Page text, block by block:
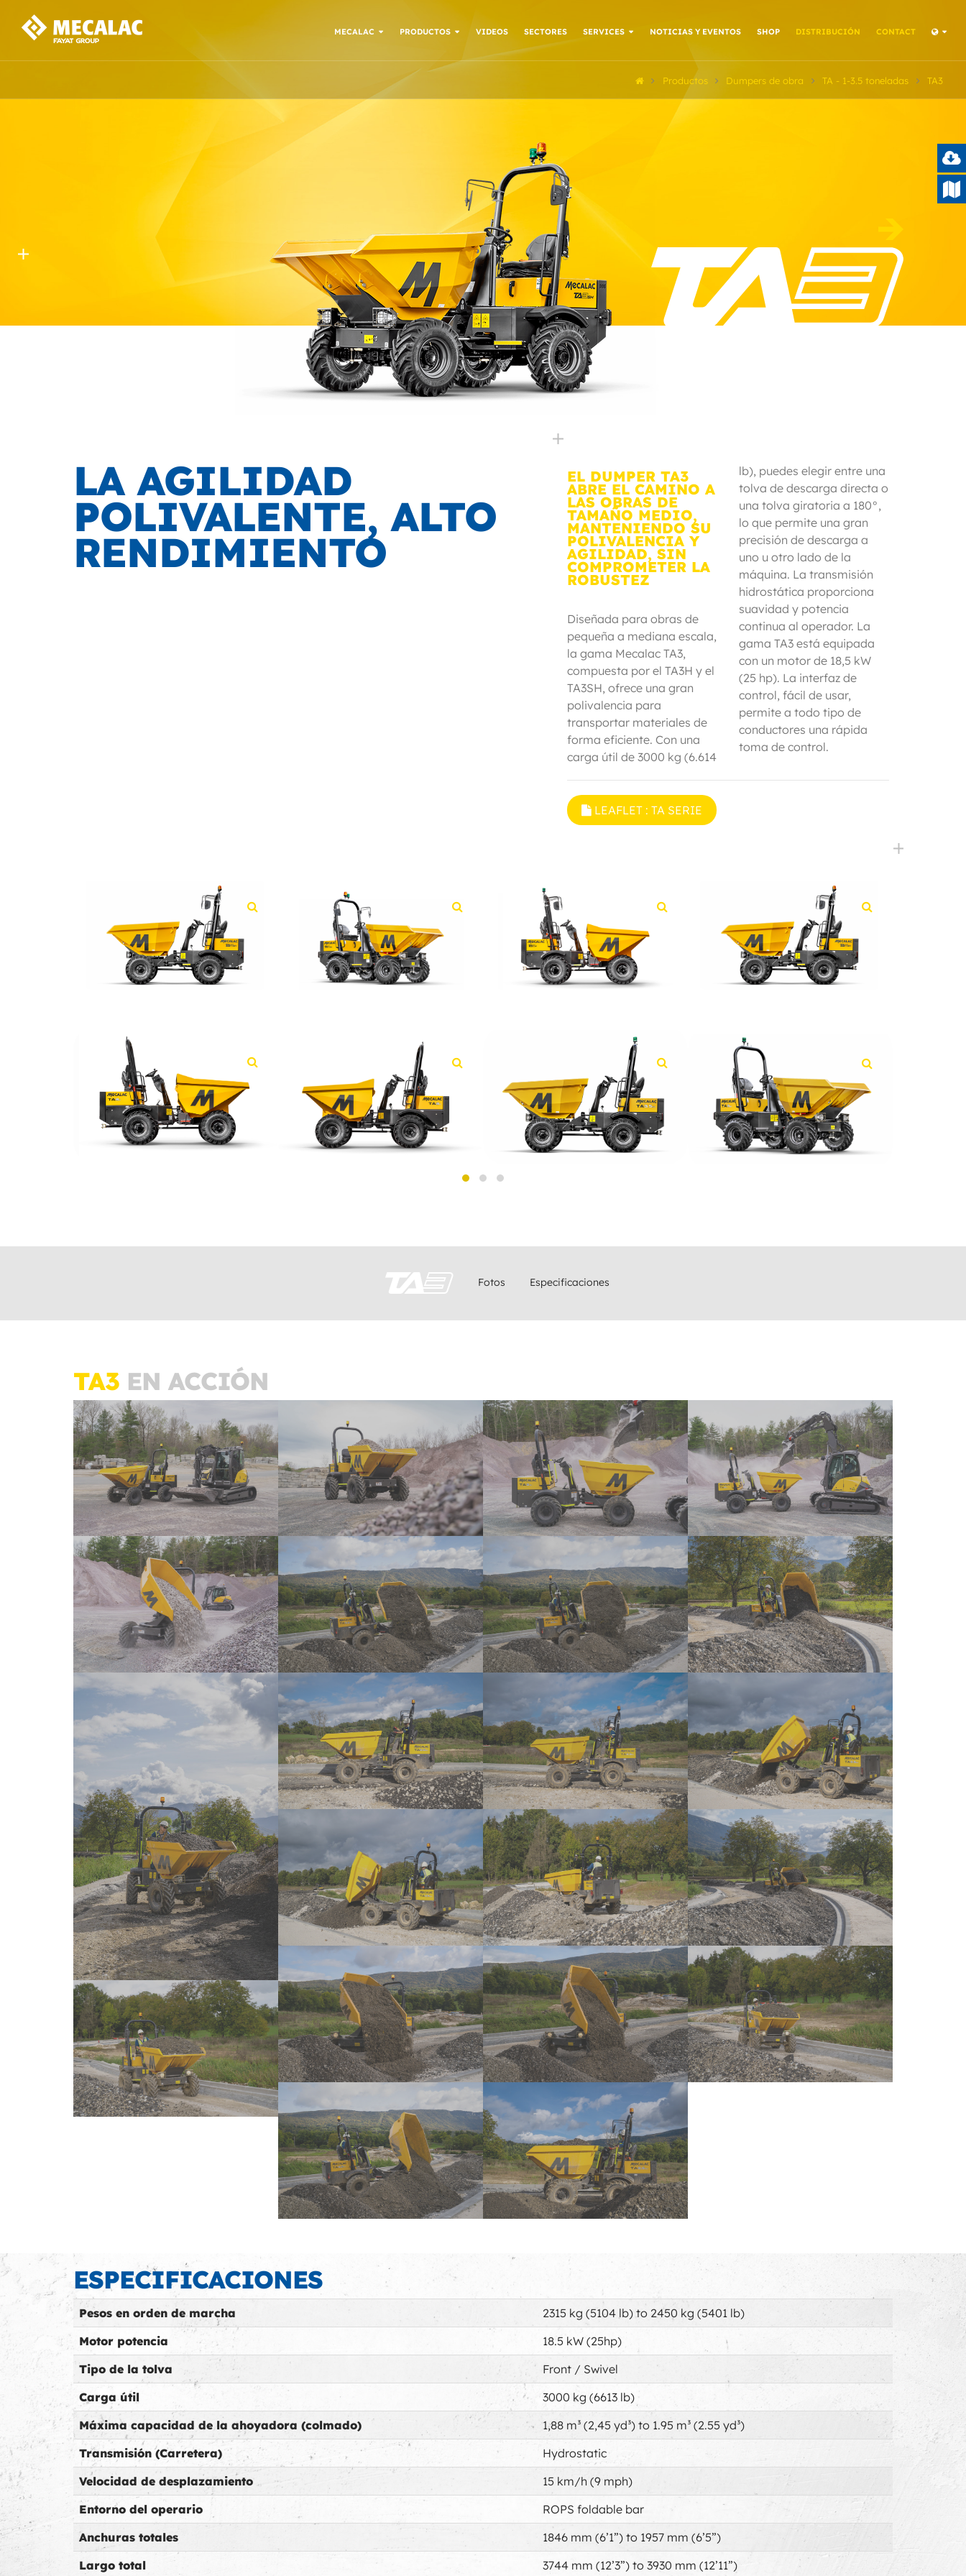
MECALAC PRODUCTOS VIDEOS SECTORES SERVICES NOTICIAS Y EVENTOS SHOP DISTRIBUCIÓN CONTACT
Productos Dumpers de obra TA - 1-3.5 toneladas TA3
LA AGILIDAD
POLIVALENTE, ALTO
RENDIMIENTO
EL DUMPER TA3
ABRE EL CAMINO A
LAS OBRAS DE
TAMAÑO MEDIO,
MANTENIENDO SU
POLIVALENCIA Y
AGILIDAD, SIN
COMPROMETER LA
ROBUSTEZ
Diseñada para obras de
pequeña a mediana escala,
la gama Mecalac TA3,
compuesta por el TA3H y el
TA3SH, ofrece una gran
polivalencia para
transportar materiales de
forma eficiente. Con una
carga útil de 3000 kg (6.614
lb), puedes elegir entre una
tolva de descarga directa o
una tolva giratoria a 180°,
lo que permite una gran
precisión de descarga a
uno u otro lado de la
máquina. La transmisión
hidrostática proporciona
suavidad y potencia
continua al operador. La
gama TA3 está equipada
con un motor de 18,5 kW
(25 hp). La interfaz de
control, fácil de usar,
permite a todo tipo de
conductores una rápida
toma de control.
LEAFLET : TA SERIE
Fotos Especificaciones
TA3 EN ACCIÓN
ESPECIFICACIONES
Pesos en orden de marcha
2315 kg (5104 lb) to 2450 kg (5401 lb)
Motor potencia
18.5 kW (25hp)
Tipo de la tolva
Front / Swivel
Carga útil
3000 kg (6613 lb)
Máxima capacidad de la ahoyadora (colmado)
1,88 m³ (2,45 yd³) to 1.95 m³ (2.55 yd³)
Transmisión (Carretera)
Hydrostatic
Velocidad de desplazamiento
15 km/h (9 mph)
Entorno del operario
ROPS foldable bar
Anchuras totales
1846 mm (6’1”) to 1957 mm (6’5”)
Largo total
3744 mm (12’3”) to 3930 mm (12’11”)